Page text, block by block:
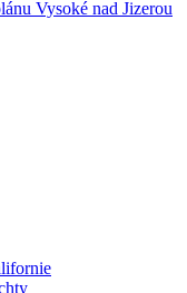
Vysoké nad Jizerou